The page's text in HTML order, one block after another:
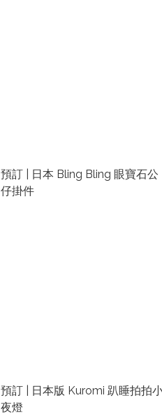
預訂 | 日本 Bling Bling 眼寶石公
仔掛件
預訂 | 日本版 Kuromi 趴睡拍拍
夜燈